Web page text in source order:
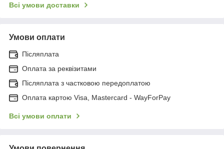
Всі умови доставки
Умови оплати
Післяплата
Оплата за реквізитами
Післяплата з частковою передоплатою
Оплата картою Visa, Mastercard - WayForPay
Всі умови оплати